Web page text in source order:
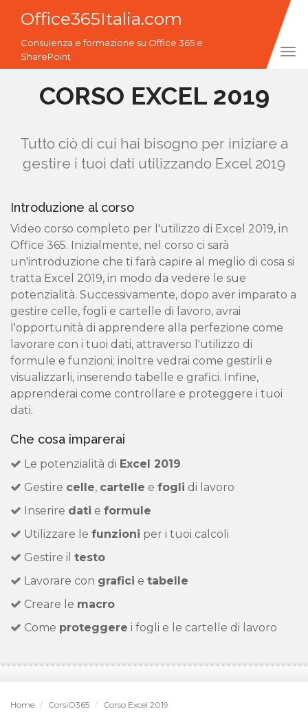
Office365Italia.com
Consulenza e formazione su Office 365 e
SharePoint
CORSO EXCEL 2019
Tutto ciò di cui hai bisogno per iniziare a
gestire i tuoi dati utilizzando Excel 2019
Introduzione al corso
Video corso completo per l'utilizzo di Excel 2019, in
Office 365. Inizialmente, nel corso ci sarà
un'introduzione che ti farà capire al meglio di cosa si
tratta Excel 2019, in modo da vedere le sue
potenzialità. Successivamente, dopo aver imparato a
gestire celle, fogli e cartelle di lavoro, avrai
l'opportunità di apprendere alla perfezione come
lavorare con i tuoi dati, attraverso l'utilizzo di
formule e funzioni; inoltre vedrai come gestirli e
visualizzarli, inserendo tabelle e grafici. Infine,
apprenderai come controllare e proteggere i tuoi
dati.
Che cosa imparerai
Le potenzialità di Excel 2019
Gestire celle, cartelle e fogli di lavoro
Inserire dati e formule
Utilizzare le funzioni per i tuoi calcoli
Gestire il testo
Lavorare con grafici e tabelle
Creare le macro
Come proteggere i fogli e le cartelle di lavoro
Home CorsiO365
Corso Excel 2019